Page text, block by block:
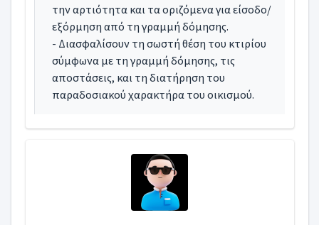
την αρτιότητα και τα οριζόμενα για είσοδο/
εξόρμηση από τη γραμμή δόμησης.
- Διασφαλίσουν τη σωστή θέση του κτιρίου
σύμφωνα με τη γραμμή δόμησης, τις
αποστάσεις, και τη διατήρηση του
παραδοσιακού χαρακτήρα του οικισμού.